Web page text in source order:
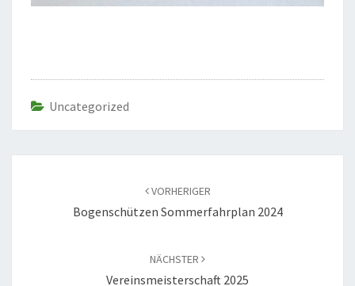
Uncategorized
VORHERIGER
Bogenschützen Sommerfahrplan 2024
NÄCHSTER
Vereinsmeisterschaft 2025